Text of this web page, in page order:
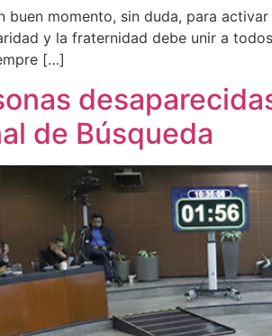
buen momento, sin duda, para
y la fraternidad debe unir a
[…]
de Búsqueda